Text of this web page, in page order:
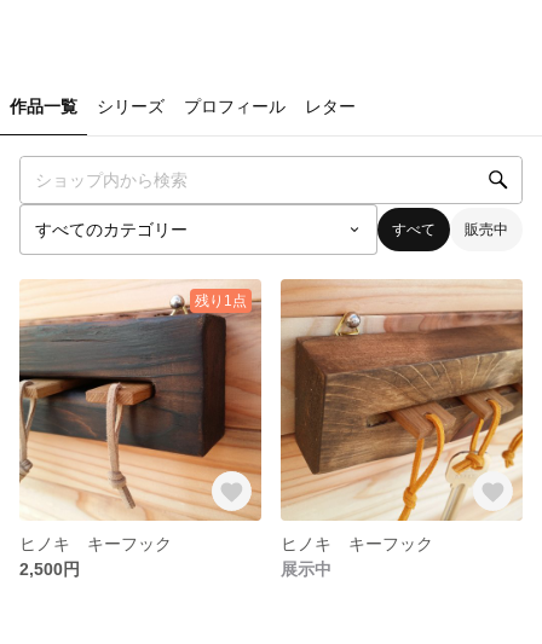
作品一覧 シリーズ プロフィール レター
すべて 販売中
残り1点
ヒノキ キーフック
2,500円
ヒノキ キーフック
展示中